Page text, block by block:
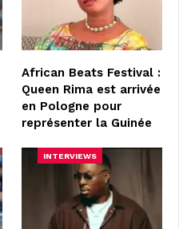
African Beats Festival :
Queen Rima est arrivée
en Pologne pour
représenter la Guinée
INTERVIEWS